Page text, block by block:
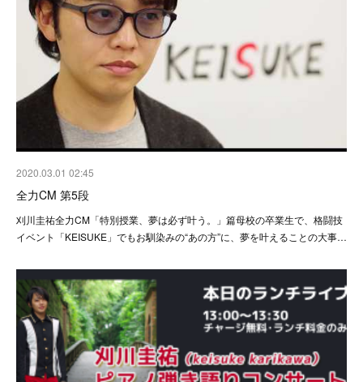
2020.03.01 02:45
全力CM 第5段
刈川圭祐全力CM「特別授業、夢は必ず叶う。」篇母校の卒業生で、格闘技
イベント「KEISUKE」でもお馴染みの“あの方”に、夢を叶えることの大事…